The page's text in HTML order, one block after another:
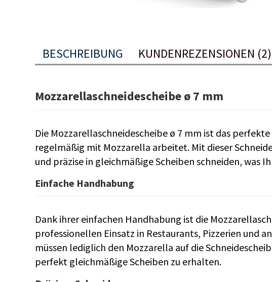
BESCHREIBUNG KUNDENREZENSIONEN (2)
Mozzarellaschneidescheibe ø 7 mm
Die Mozzarellaschneidescheibe ø 7 mm ist das
regelmäßig mit Mozzarella arbeitet. Mit dieser
und präzise in gleichmäßige Scheiben schneiden, was
Einfache Handhabung
Dank ihrer einfachen Handhabung ist die
professionellen Einsatz in Restaurants, Pizzerien und
müssen lediglich den Mozzarella auf die
perfekt gleichmäßige Scheiben zu erhalten.